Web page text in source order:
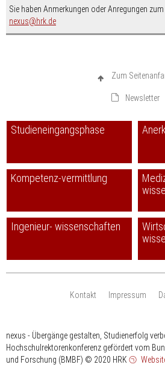
Sie haben Anmerkungen oder Anregungen
nexus
nospam-
hrk.de
Zum
Newsletter
Studieneingangsphase
Kompetenz-vermittlung
Ingenieur- wissenschaften
Kontakt Impressum
nexus - Übergänge gestalten, Studienerfolg
Hochschulrektorenkonferenz gefördert vom
und Forschung (BMBF) © 2020 HRK